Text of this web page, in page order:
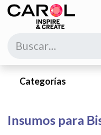
Ir al contenido
Categorías
Insumos para